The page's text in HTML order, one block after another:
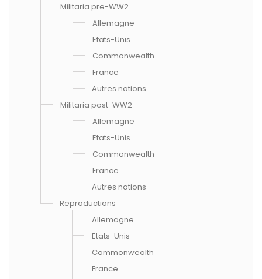
Militaria pre-WW2
Allemagne
Etats-Unis
Commonwealth
France
Autres nations
Militaria post-WW2
Allemagne
Etats-Unis
Commonwealth
France
Autres nations
Reproductions
Allemagne
Etats-Unis
Commonwealth
France